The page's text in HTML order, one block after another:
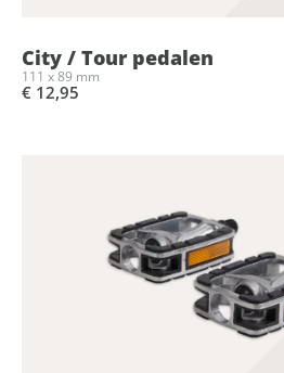
City / Tour pedalen
111 x 89 mm
€ 12,95